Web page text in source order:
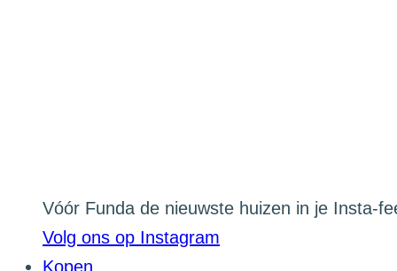
Vóór Funda de nieuwste huizen in je Insta-
Volg ons op Instagram
Kopen